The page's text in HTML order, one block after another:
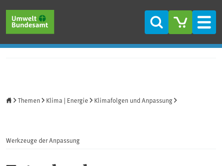
Suche
Themen Klima | Energie Klimafolgen und Anpassung
Werkzeuge der Anpassung